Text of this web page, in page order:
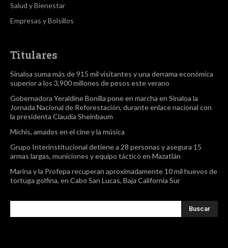
Salud y Bienestar
Empresas y Bolsillos
Titulares
Sinaloa suma más de 915 mil visitantes y una derrama económica
superior a los 3,900 millones de pesos este verano
Gobernadora Yeraldine Bonilla pone en marcha en Sinaloa la
Jornada Nacional de Reforestación, durante enlace nacional con
la presidenta Claudia Sheinbaum
Michis, amados en el cine y la música
Grupo Interinstitucional detiene a 28 personas y asegura 15
armas largas, municiones y equipo táctico en Mazatlán
Marina y la Profepa recuperan aproximadamente 10 mil huevos de
tortuga golfina, en Cabo San Lucas, Baja California Sur
Buscar